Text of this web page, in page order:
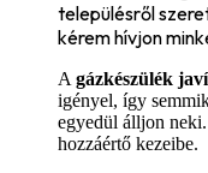
településről
kérem hívjon
A gázkészülék
igényel, így
egyedül álljon
hozzáértő kezeibe.